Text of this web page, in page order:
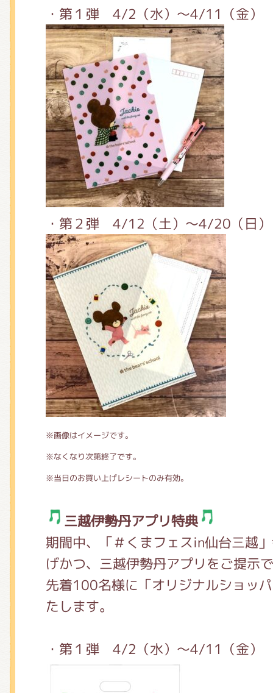
・第１弾 4/2（水）～4/11（金）
・第２弾 4/12（土）～4/20（日
※画像はイメージです。
※なくなり次第終了です。
※当日のお買い上げレシートのみ有効。
三越伊勢丹アプリ特典
期間中、「＃くまフェスin仙台三越
げかつ、三越伊勢丹アプリをご提示
先着100名様に「オリジナルショッ
たします。
・第１弾 4/2（水）～4/11（金）